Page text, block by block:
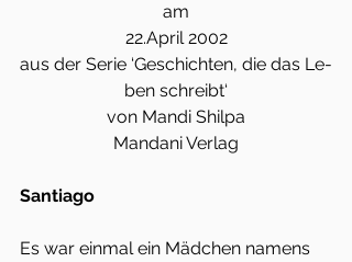
am
22.April 2002
aus der Serie ‘Geschichten, die das Le-
ben schreibt‘
von Mandi Shilpa
Mandani Verlag
Santiago
Es war einmal ein Mädchen namens